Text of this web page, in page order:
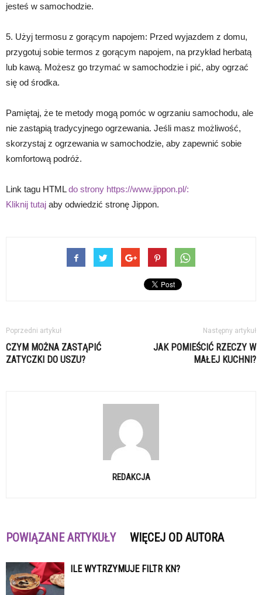
jesteś w samochodzie.
5. Użyj termosu z gorącym napojem: Przed wyjazdem z domu,
przygotuj sobie termos z gorącym napojem, na przykład herbatą
lub kawą. Możesz go trzymać w samochodzie i pić, aby ogrzać
się od środka.
Pamiętaj, że te metody mogą pomóc w ogrzaniu samochodu, ale
nie zastąpią tradycyjnego ogrzewania. Jeśli masz możliwość,
skorzystaj z ogrzewania w samochodzie, aby zapewnić sobie
komfortową podróż.
Link tagu HTMLdo strony https://www.jippon.pl/:
Kliknij tutaj aby odwiedzić stronę Jippon.
Poprzedni artykuł
CZYM MOŻNA ZASTĄPIĆ
ZATYCZKI DO USZU?
Następny artykuł
JAK POMIEŚCIĆ RZECZY W
MAŁEJ KUCHNI?
REDAKCJA
POWIĄZANE ARTYKUŁY WIĘCEJ OD AUTORA
ILE WYTRZYMUJE FILTR KN?